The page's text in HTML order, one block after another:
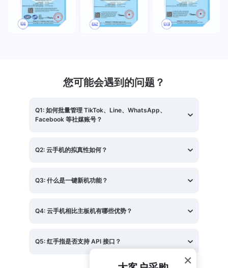
您可能会遇到的问题？
Q1: 如何批量管理 TikTok、Line、WhatsApp、
Facebook 等社媒账号？
Q2: 云手机的拟真性如何？
Q3: 什么是一键新机功能？
Q4: 云手机相比主板机有哪些优势？
Q5: 红手指是否支持 API 接口？
×